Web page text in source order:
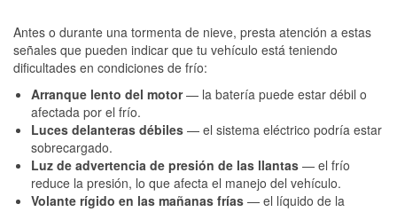
Antes o durante una tormenta de nieve, presta atención a estas
señales que pueden indicar que tu vehículo está teniendo
dificultades en condiciones de frío:
Arranque lento del motor— la batería puede estar débil o
afectada por el frío.
Luces delanteras débiles — el sistema eléctrico podría estar
sobrecargado.
Luz de advertencia de presión de las llantas — el frío
reduce la presión, lo que afecta el manejo del vehículo.
Volante rígido en las mañanas frías — el líquido de la